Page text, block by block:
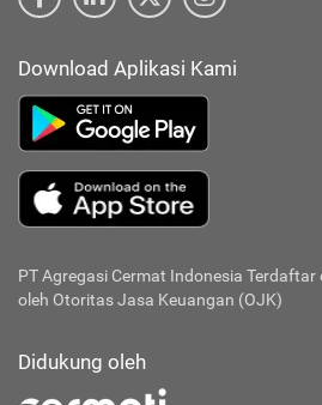
Download Aplikasi Kami
PT Agregasi Cermat Indonesia Terdaftar
oleh Otoritas Jasa Keuangan (OJK)
Didukung oleh